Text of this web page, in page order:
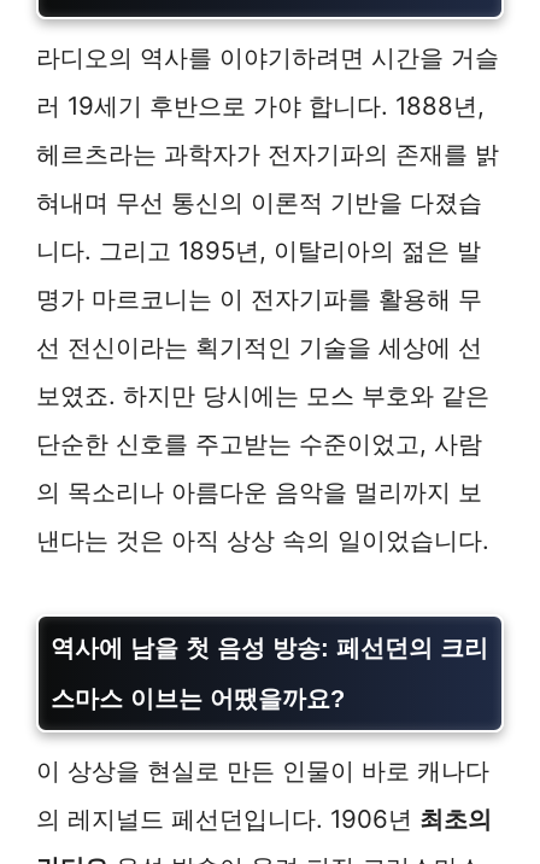
라디오의 역사를 이야기하려면 시간을 거슬
러 19세기 후반으로 가야 합니다. 1888년,
헤르츠라는 과학자가 전자기파의 존재를 밝
혀내며 무선 통신의 이론적 기반을 다졌습
니다. 그리고 1895년, 이탈리아의 젊은 발
명가 마르코니는 이 전자기파를 활용해 무
선 전신이라는 획기적인 기술을 세상에 선
보였죠. 하지만 당시에는 모스 부호와 같은
단순한 신호를 주고받는 수준이었고, 사람
의 목소리나 아름다운 음악을 멀리까지 보
낸다는 것은 아직 상상 속의 일이었습니다.
역사에 남을 첫 음성 방송: 페선던의 크리
스마스 이브는 어땠을까요?
이 상상을 현실로 만든 인물이 바로 캐나다
의 레지널드 페선던입니다. 1906년 최초의